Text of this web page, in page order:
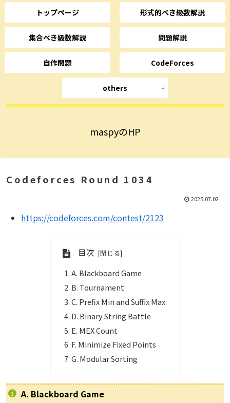
maspyのHP
トップページ 形式的べき級数解説
集合べき級数解説 問題解説
自作問題 CodeForces
others
Codeforces Round 1034
2025.07.02
https://codeforces.com/contest/2123
目次
A. Blackboard Game
B. Tournament
C. Prefix Min and Suffix Max
D. Binary String Battle
E. MEX Count
F. Minimize Fixed Points
G. Modular Sorting
A. Blackboard Game